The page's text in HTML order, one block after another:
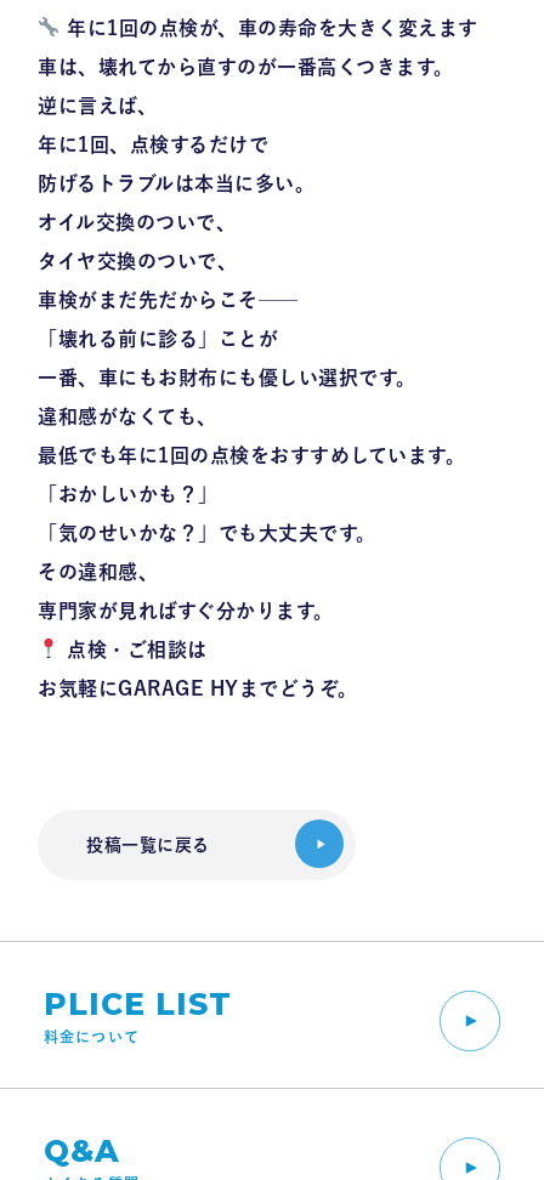
年に1回の点検が、車の寿命を大きく変えます
車は、壊れてから直すのが一番高くつきます。
逆に言えば、
年に1回、点検するだけで
防げるトラブルは本当に多い。
オイル交換のついで、
タイヤ交換のついで、
車検がまだ先だからこそ──
「壊れる前に診る」ことが
一番、車にもお財布にも優しい選択です。
違和感がなくても、
最低でも年に1回の点検をおすすめしています。
「おかしいかも？」
「気のせいかな？」でも大丈夫です。
その違和感、
専門家が見ればすぐ分かります。
点検・ご相談は
お気軽にGARAGE HY までどうぞ。
投稿一覧に戻る
PLICE LIST
料金について
Q&A